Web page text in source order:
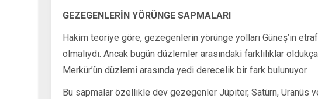
GEZEGENLERİN YÖRÜNGE SAPMALARI
Hakim teoriye göre, gezegenlerin yörünge yolları Güneş’in
olmalıydı. Ancak bugün düzlemler arasındaki farklılıklar
Merkür’ün düzlemi arasında yedi derecelik bir fark bulunuyor.
Bu sapmalar özellikle dev gezegenler Jüpiter, Satürn, Uranüs